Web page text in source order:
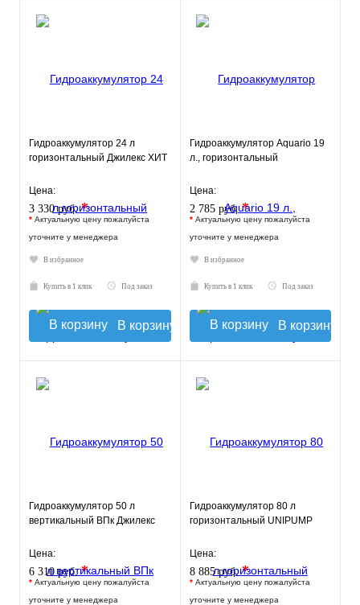
Гидроаккумулятор 24 л
горизонтальный Джилекс ХИТ
Цена:
3 330 руб.*
* Актуальную цену пожалуйста
уточните у менеджера
В избранное
Купить в 1 клик Под заказ
В корзину
Гидроаккумулятор Aquario 19
л., горизонтальный
Цена:
2 785 руб.*
* Актуальную цену пожалуйста
уточните у менеджера
В избранное
Купить в 1 клик Под заказ
В корзину
Гидроаккумулятор 50 л
вертикальный ВПк Джилекс
Цена:
6 310 руб.*
* Актуальную цену пожалуйста
уточните у менеджера
Гидроаккумулятор 80 л
горизонтальный UNIPUMP
Цена:
8 885 руб.*
* Актуальную цену пожалуйста
уточните у менеджера